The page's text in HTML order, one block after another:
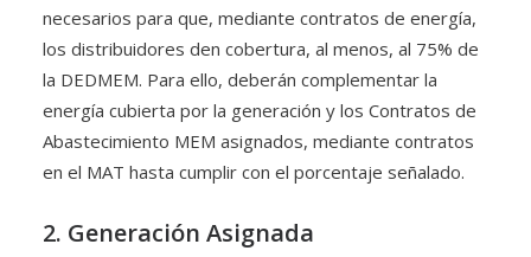
necesarios para que, mediante contratos de energía,
los distribuidores den cobertura, al menos, al 75% de
la DEDMEM. Para ello, deberán complementar la
energía cubierta por la generación y los Contratos de
Abastecimiento MEM asignados, mediante contratos
en el MAT hasta cumplir con el porcentaje señalado.
2. Generación Asignada